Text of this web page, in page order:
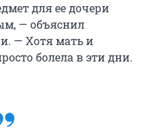
для ее дочери
— объяснил
— Хотя мать и
болела в эти дни.